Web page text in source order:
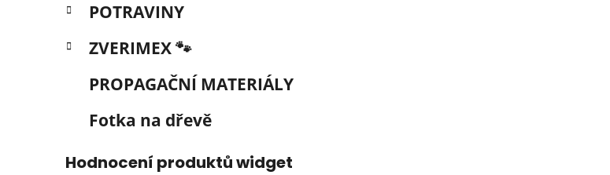
POTRAVINY
ZVERIMEX 🐾
PROPAGAČNÍ MATERIÁLY
Fotka na dřevě
Hodnocení produktů widget